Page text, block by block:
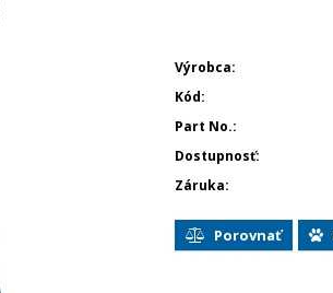
Výrobca
Kód
Part No.
Dostupnosť
Záruka
Porovnať